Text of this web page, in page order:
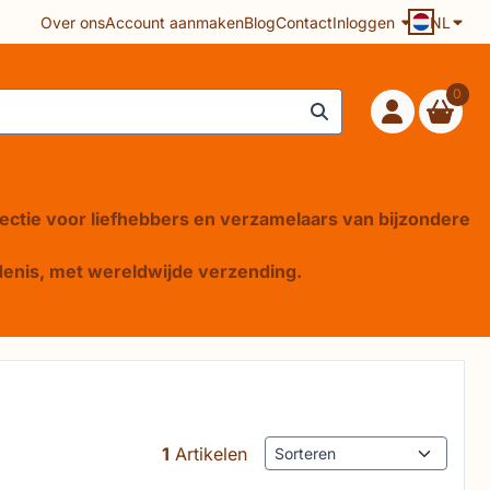
Over onsAccount aanmakenBlogContactInloggen NL
0
voor liefhebbers en verzamelaars van bijzondere
met wereldwijde verzending.
1 Artikelen Sorteermethode